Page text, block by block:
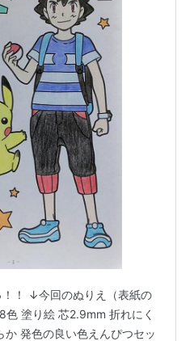
！ ↓今回のぬりえ（表紙の
塗り絵 芯2.9mm 折れにく
発色の良い色えんぴつセッ